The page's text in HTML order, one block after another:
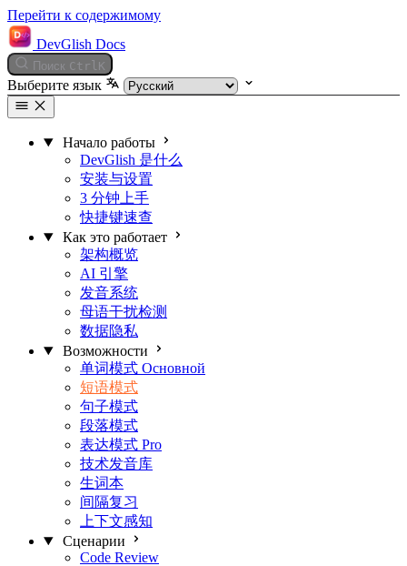
Перейти к содержимому
DevGlish Docs
Поиск Ctrl K
Выберите язык
Начало работы
DevGlish 是什么
安装与设置
3 分钟上手
快捷键速查
Как это работает
架构概览
AI 引擎
发音系统
母语干扰检测
数据隐私
Возможности
单词模式 Основной
短语模式
句子模式
段落模式
表达模式 Pro
技术发音库
生词本
间隔复习
上下文感知
Сценарии
Code Review